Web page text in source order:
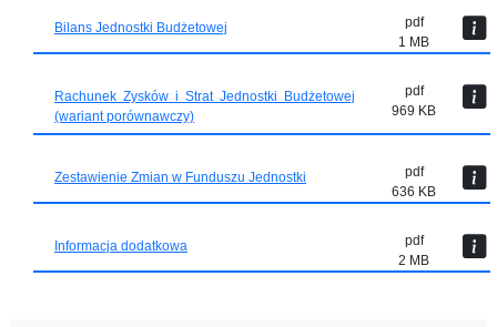
Bilans Jednostki Budżetowej
pdf
1 MB
Rachunek Zysków i Strat Jednostki Budżetowej
(wariant porównawczy)
pdf
969 KB
Zestawienie Zmian w Funduszu Jednostki
pdf
636 KB
Informacja dodatkowa
pdf
2 MB